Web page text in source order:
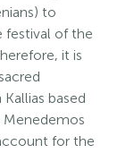
to
festival of the
it is
based
for the